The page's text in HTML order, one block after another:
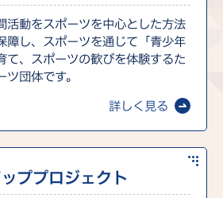
活動をスポーツを中心とした方法
障し、スポーツを通じて「青少年
て、スポーツの歓びを体験するた
団体です。
詳しく見る
ププロジェクト